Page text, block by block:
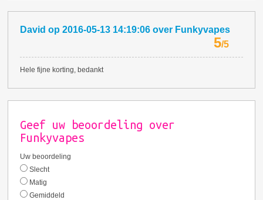
David op2016-05-13 14:19:06 over Funkyvapes
5/5
Hele fijne korting, bedankt
Geef uw beoordeling over
Funkyvapes
Uw beoordeling
Slecht
Matig
Gemiddeld